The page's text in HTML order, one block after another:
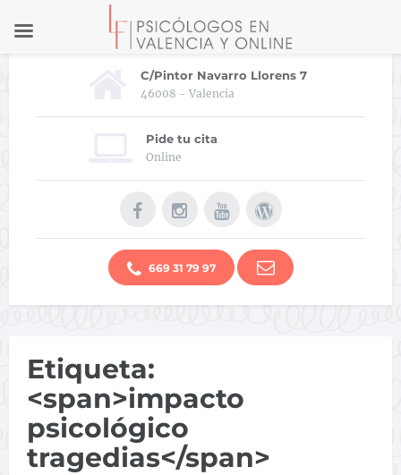
C/Pintor Navarro Llorens 7
46008 - Valencia
Pide tu cita
Online
669 31 79 97
Etiqueta:
<span>impacto
psicológico
tragedias</span>